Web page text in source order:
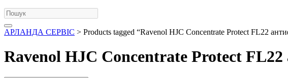
АРЛАНДА СЕРВІС > Products tagged “Ravenol HJC Concentrate Protect FL22
Ravenol HJC Concentrate Protect FL22